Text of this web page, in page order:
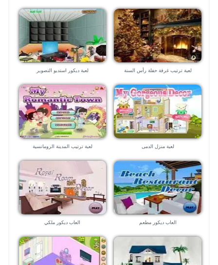
لعبة ترتيب غرفة حفلة رأس السنة لعبة ديكور استديو التصوير
لعبة منزل الدمى لعبة ترتيب المدينة الرومانسية
العاب ديكور مطعم العاب ديكور ملكي